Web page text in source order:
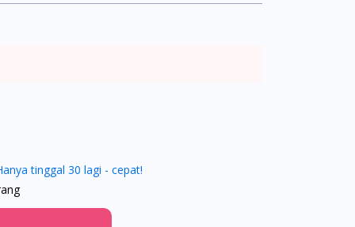
tinggal 30 lagi - cepat!